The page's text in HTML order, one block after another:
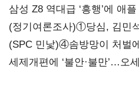
삼성 Z8 역대급 ‘흥행’에 애
대전’
(정기여론조사)①당심, 김민
지지도 '50% 아래로'(종합)
(SPC 민낯)④솜방망이 처벌
세제개편에 ‘불안·불만’…오